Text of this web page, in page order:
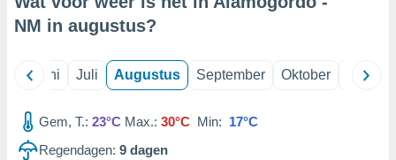
NM in augustus?
Juni Juli Augustus September Oktober
Gem, T.: 23°C Max.: 30°C Min: 17°C
Regendagen: 9 dagen